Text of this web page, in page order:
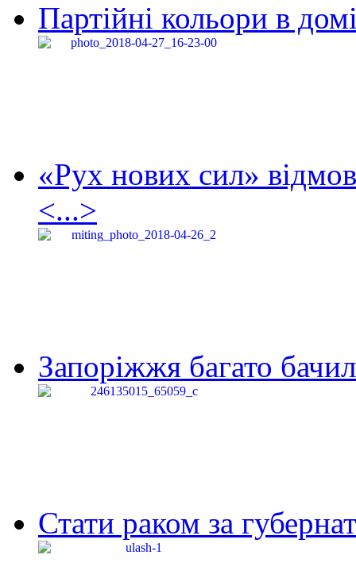
Партійні кольори в
«Рух нових сил»
<...>
Запоріжжя багато
Стати раком за